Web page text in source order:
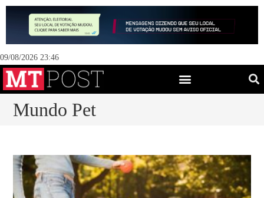
09/08/2026 23:46
Mundo Pet